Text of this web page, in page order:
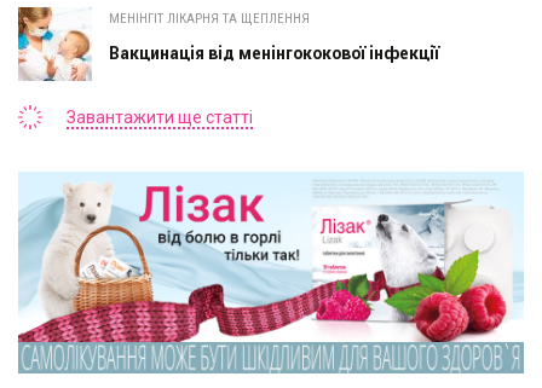
МЕНІНГІТ ЛІКАРНЯ ТА ЩЕПЛЕННЯ
Вакцинація від менінгококової інфекції
Завантажити ще статті